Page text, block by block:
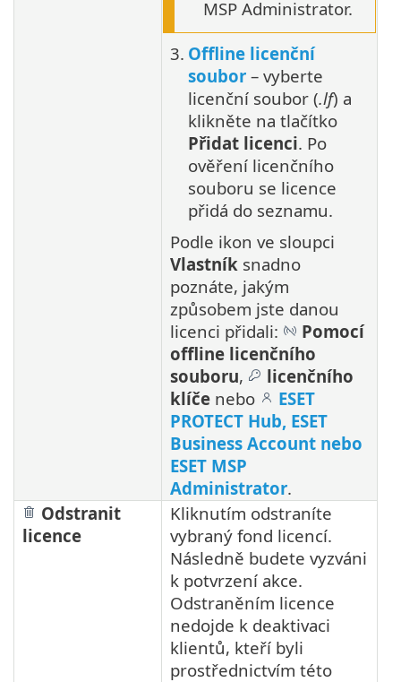
MSP Administrator.
3. Offline licenční
soubor – vyberte
licenční soubor (.lf) a
klikněte na tlačítko
Přidat licenci. Po
ověření licenčního
souboru se licence
přidá do seznamu.
Podle ikon ve sloupci
Vlastník snadno
poznáte, jakým
způsobem jste danou
licenci přidali:
Pomocí
offline licenčního
souboru,
licenčního
klíče nebo
ESET
PROTECT Hub, ESET
Business Account nebo
ESET MSP
Administrator.
Odstranit
licence
Kliknutím odstraníte
vybraný fond licencí.
Následně budete vyzváni
k potvrzení akce.
Odstraněním licence
nedojde k deaktivaci
klientů, kteří byli
prostřednictvím této